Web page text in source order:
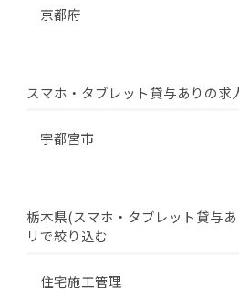
京都府
スマホ・タブレット貸与ありの求
宇都宮市
栃木県(スマホ・タブレット貸与
リで絞り込む
住宅施工管理